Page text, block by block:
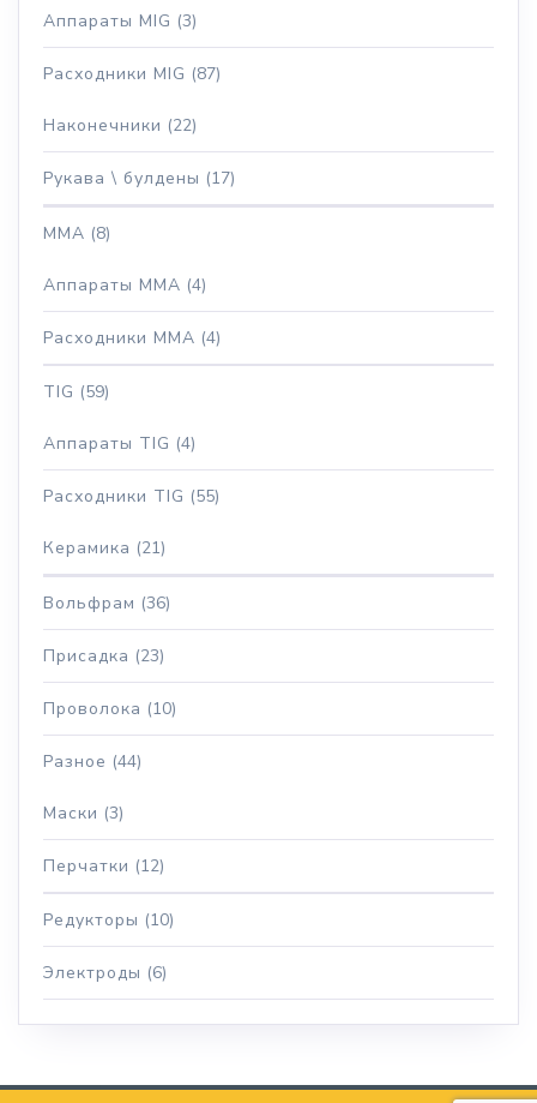
Аппараты MIG (3)
Расходники MIG (87)
Наконечники (22)
Рукава \ булдены (17)
MMA (8)
Аппараты MMA (4)
Расходники MMA (4)
TIG (59)
Аппараты TIG (4)
Расходники TIG (55)
Керамика (21)
Вольфрам (36)
Присадка (23)
Проволока (10)
Разное (44)
Маски (3)
Перчатки (12)
Редукторы (10)
Электроды (6)